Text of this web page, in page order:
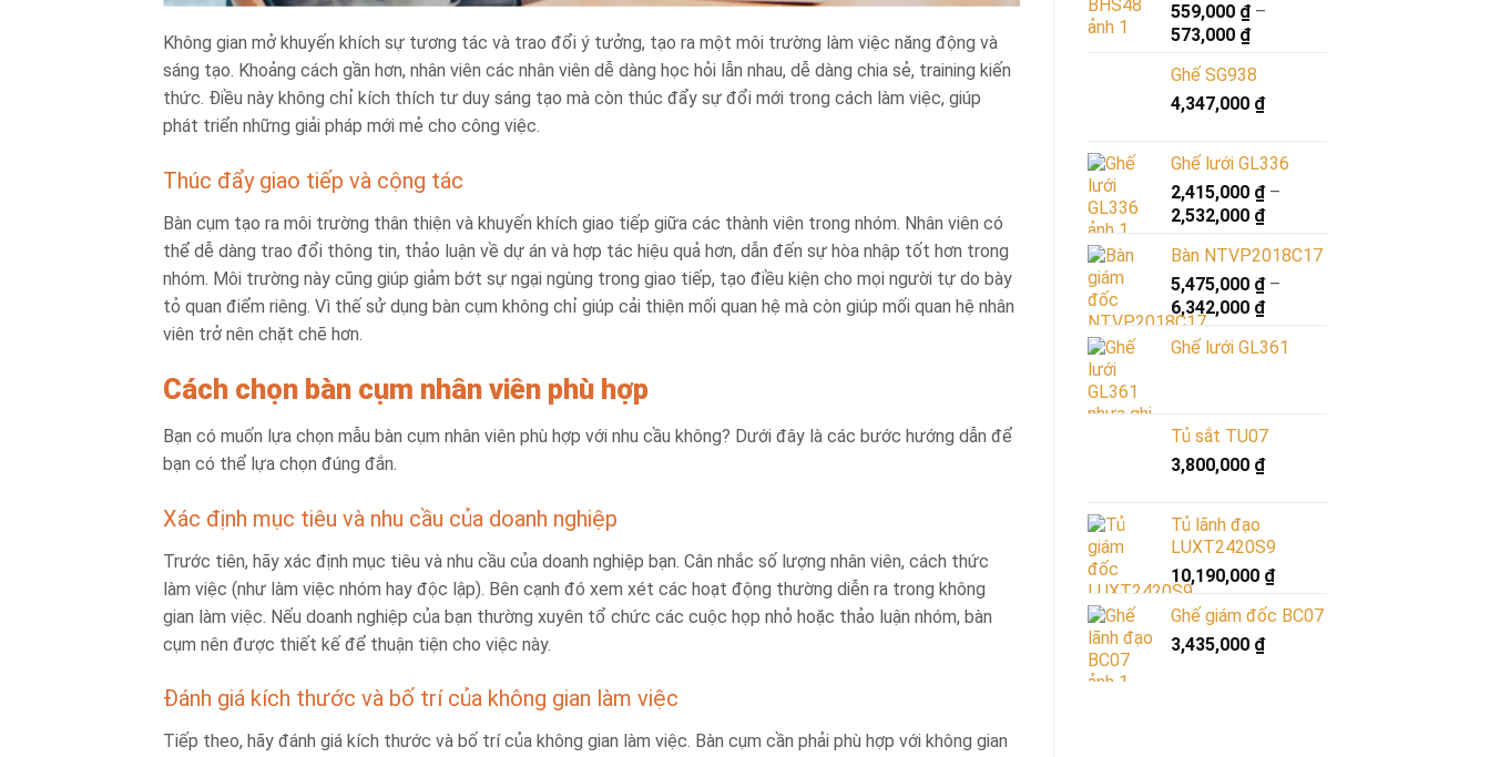
Không gian mở khuyến khích sự tương tác và trao đổi ý tưởng, tạo ra một môi trường làm việc năng động và
sáng tạo. Khoảng cách gần hơn, nhân viên các nhân viên dễ dàng học hỏi lẫn nhau, dễ dàng chia sẻ, training kiến
thức. Điều này không chỉ kích thích tư duy sáng tạo mà còn thúc đẩy sự đổi mới trong cách làm việc, giúp
phát triển những giải pháp mới mẻ cho công việc.
Thúc đẩy giao tiếp và cộng tác
Bàn cụm tạo ra môi trường thân thiện và khuyến khích giao tiếp giữa các thành viên trong nhóm. Nhân viên có
thể dễ dàng trao đổi thông tin, thảo luận về dự án và hợp tác hiệu quả hơn, dẫn đến sự hòa nhập tốt hơn trong
nhóm. Môi trường này cũng giúp giảm bớt sự ngại ngùng trong giao tiếp, tạo điều kiện cho mọi người tự do bày
tỏ quan điểm riêng. Vì thế sử dụng bàn cụm không chỉ giúp cải thiện mối quan hệ mà còn giúp mối quan hệ nhân
viên trở nên chặt chẽ hơn.
Cách chọn bàn cụm nhân viên phù hợp
Bạn có muốn lựa chọn mẫu bàn cụm nhân viên phù hợp với nhu cầu không? Dưới đây là các bước hướng dẫn để
bạn có thể lựa chọn đúng đắn.
Xác định mục tiêu và nhu cầu của doanh nghiệp
Trước tiên, hãy xác định mục tiêu và nhu cầu của doanh nghiệp bạn. Cân nhắc số lượng nhân viên, cách thức
làm việc (như làm việc nhóm hay độc lập). Bên cạnh đó xem xét các hoạt động thường diễn ra trong không
gian làm việc. Nếu doanh nghiệp của bạn thường xuyên tổ chức các cuộc họp nhỏ hoặc thảo luận nhóm, bàn
cụm nên được thiết kế để thuận tiện cho việc này.
Đánh giá kích thước và bố trí của không gian làm việc
Tiếp theo, hãy đánh giá kích thước và bố trí của không gian làm việc. Bàn cụm cần phải phù hợp với không gian
559,000 ₫–
573,000 ₫
Ghế SG938
4,347,000 ₫
Ghế lưới GL336
2,415,000 ₫–
2,532,000 ₫
Bàn NTVP2018C17
5,475,000 ₫–
6,342,000 ₫
Ghế lưới GL361
Tủ sắt TU07
3,800,000 ₫
Tủ lãnh đạo
LUXT2420S9
10,190,000 ₫
Ghế giám đốc BC07
3,435,000 ₫